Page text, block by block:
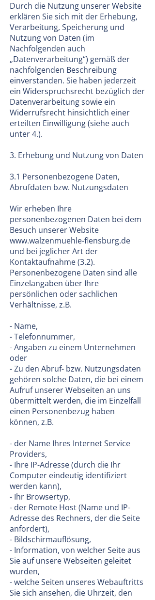
Durch die Nutzung unserer Website
erklären Sie sich mit der Erhebung,
Verarbeitung, Speicherung und
Nutzung von Daten (im
Nachfolgenden auch
„Datenverarbeitung“) gemäß der
nachfolgenden Beschreibung
einverstanden. Sie haben jederzeit
ein Widerspruchsrecht bezüglich der
Datenverarbeitung sowie ein
Widerrufsrecht hinsichtlich einer
erteilten Einwilligung (siehe auch
unter 4.).
3. Erhebung und Nutzung von Daten
3.1 Personenbezogene Daten,
Abrufdaten bzw. Nutzungsdaten
Wir erheben Ihre
personenbezogenen Daten bei dem
Besuch unserer Website
www.walzenmuehle-flensburg.de
und bei jeglicher Art der
Kontaktaufnahme (3.2).
Personenbezogene Daten sind alle
Einzelangaben über Ihre
persönlichen oder sachlichen
Verhältnisse, z.B.
- Name,
- Telefonnummer,
- Angaben zu einem Unternehmen
oder
- Zu den Abruf- bzw. Nutzungsdaten
gehören solche Daten, die bei einem
Aufruf unserer Webseiten an uns
übermittelt werden, die im Einzelfall
einen Personenbezug haben
können, z.B.
- der Name Ihres Internet Service
Providers,
- Ihre IP-Adresse (durch die Ihr
Computer eindeutig identifiziert
werden kann),
- Ihr Browsertyp,
- der Remote Host (Name und IP-
Adresse des Rechners, der die Seite
anfordert),
- Bildschirmauflösung,
- Information, von welcher Seite aus
Sie auf unsere Webseiten geleitet
wurden,
- welche Seiten unseres Webauftritts
Sie sich ansehen, die Uhrzeit, den